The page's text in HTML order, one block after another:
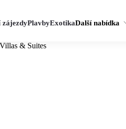
zájezdyPlavbyExotikaDalší nabídka
& Suites